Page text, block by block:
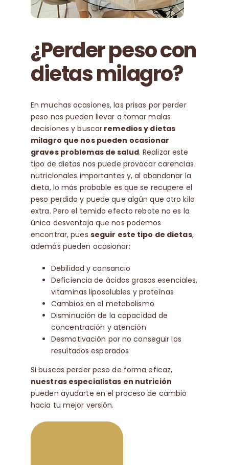
¿Perder peso con
dietas milagro?
En muchas ocasiones, las prisas por perder
peso nos pueden llevar a tomar malas
decisiones y buscar remedios y dietas
milagro que nos pueden ocasionar
graves problemas de salud. Realizar este
tipo de dietas nos puede provocar carencias
nutricionales importantes y, al abandonar la
dieta, lo más probable es que se recupere el
peso perdido y puede que algún que otro kilo
extra. Pero el temido efecto rebote no es la
única desventaja que nos podemos
encontrar, pues seguir este tipo de dietas,
además pueden ocasionar:
Debilidad y cansancio
Deficiencia de ácidos grasos esenciales,
vitaminas liposolubles y proteínas
Cambios en el metabolismo
Disminución de la capacidad de
concentración y atención
Desmotivación por no conseguir los
resultados esperados
Si buscas perder peso de forma eficaz,
nuestras especialistas en nutrición
pueden ayudarte en el proceso de cambio
hacia tu mejor versión.